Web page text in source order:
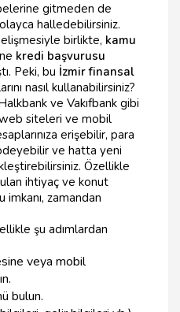
gitmeden de
halledebilirsiniz.
birlikte, kamu
kredi başvurusu
Peki, bu İzmir finansal
nasıl kullanabilirsiniz?
ve Vakıfbank gibi
web siteleri ve mobil
erişebilir, para
ve hatta yeni
Özellikle
ihtiyaç ve konut
zamandan
şu adımlardan
veya mobil
bulun.